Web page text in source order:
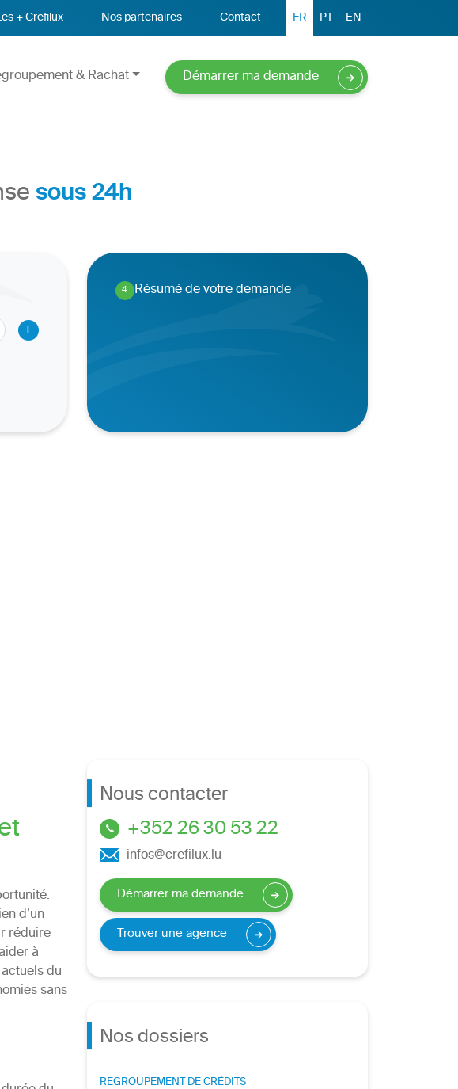
+ Crefilux Nos partenaires Contact FR PT EN
& Rachat Démarrer ma demande
sous 24h
+
4
. Résumé de votre demande
Nous contacter
+352 26 30 53 22
infos@crefilux.lu
Démarrer ma demande
Trouver une agence
Nos dossiers
REGROUPEMENT DE CRÉDITS
d’un
réduire
à
du
sans